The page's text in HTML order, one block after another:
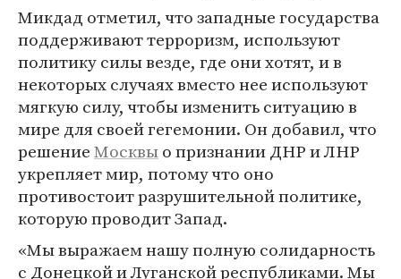
Микдад отметил, что западные государства
поддерживают терроризм, используют
политику силы везде, где они хотят, и в
некоторых случаях вместо нее используют
мягкую силу, чтобы изменить ситуацию в
мире для своей гегемонии. Он добавил, что
решениеМосквыо признании ДНР и ЛНР
укрепляет мир, потому что оно
противостоит разрушительной политике,
которую проводит Запад.
«Мы выражаем нашу полную солидарность
с Донецкой и Луганской республиками. Мы